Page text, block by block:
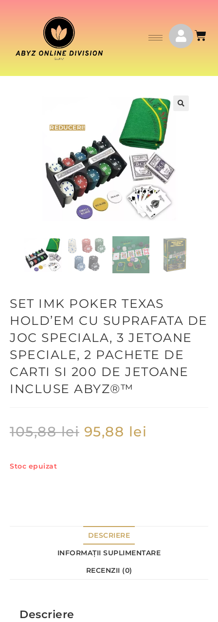
REDUCERI!
SET IMK POKER TEXAS
HOLD’EM CU SUPRAFATA DE
JOC SPECIALA, 3 JETOANE
SPECIALE, 2 PACHETE DE
CARTI SI 200 DE JETOANE
INCLUSE ABYZ®™
105,88lei 95,88 lei
Stoc epuizat
DESCRIERE
INFORMAȚII SUPLIMENTARE
RECENZII (0)
Descriere